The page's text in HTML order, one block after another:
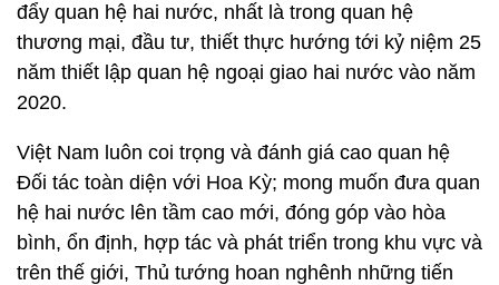
đẩy quan hệ hai nước, nhất là trong quan hệ
thương mại, đầu tư, thiết thực hướng tới kỷ niệm 25
năm thiết lập quan hệ ngoại giao hai nước vào năm
2020.
Việt Nam luôn coi trọng và đánh giá cao quan hệ
Đối tác toàn diện với Hoa Kỳ; mong muốn đưa quan
hệ hai nước lên tầm cao mới, đóng góp vào hòa
bình, ổn định, hợp tác và phát triển trong khu vực và
trên thế giới, Thủ tướng hoan nghênh những tiến